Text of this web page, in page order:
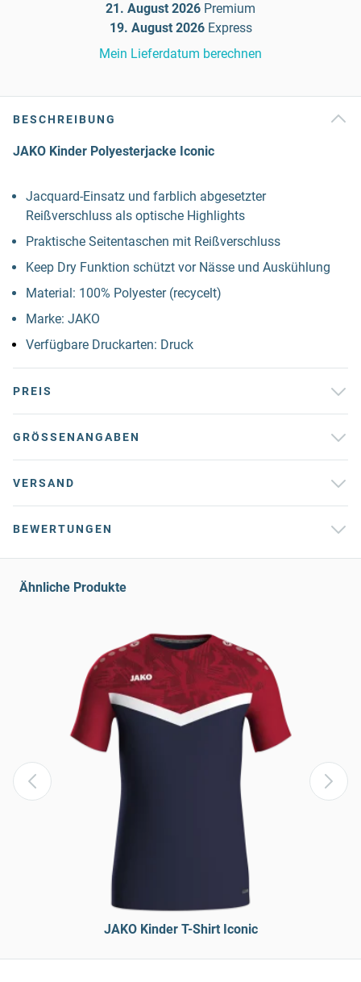
21. August 2026 Premium
19. August 2026 Express
Mein Lieferdatum berechnen
BESCHREIBUNG
JAKO Kinder Polyesterjacke Iconic
Jacquard-Einsatz und farblich abgesetzter
Reißverschluss als optische Highlights
Praktische Seitentaschen mit Reißverschluss
Keep Dry Funktion schützt vor Nässe und Auskühlung
Material: 100% Polyester (recycelt)
Marke: JAKO
Verfügbare Druckarten: Druck
PREIS
GRÖSSENANGABEN
VERSAND
BEWERTUNGEN
Ähnliche Produkte
JAKO Kinder T-Shirt Iconic